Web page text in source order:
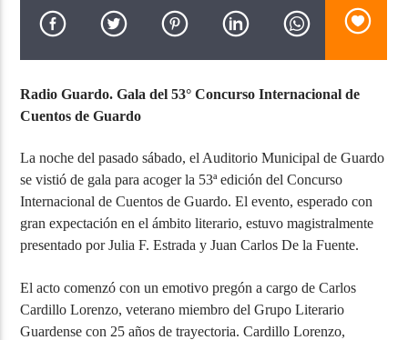
Radio Guardo. Gala del 53° Concurso Internacional de
Cuentos de Guardo
La noche del pasado sábado, el Auditorio Municipal de Guardo
se vistió de gala para acoger la 53ª edición del Concurso
Internacional de Cuentos de Guardo. El evento, esperado con
gran expectación en el ámbito literario, estuvo magistralmente
presentado por Julia F. Estrada y Juan Carlos De la Fuente.
El acto comenzó con un emotivo pregón a cargo de Carlos
Cardillo Lorenzo, veterano miembro del Grupo Literario
Guardense con 25 años de trayectoria. Cardillo Lorenzo,